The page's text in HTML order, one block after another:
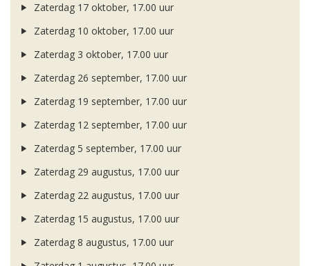
Zaterdag 17 oktober, 17.00 uur
Zaterdag 10 oktober, 17.00 uur
Zaterdag 3 oktober, 17.00 uur
Zaterdag 26 september, 17.00 uur
Zaterdag 19 september, 17.00 uur
Zaterdag 12 september, 17.00 uur
Zaterdag 5 september, 17.00 uur
Zaterdag 29 augustus, 17.00 uur
Zaterdag 22 augustus, 17.00 uur
Zaterdag 15 augustus, 17.00 uur
Zaterdag 8 augustus, 17.00 uur